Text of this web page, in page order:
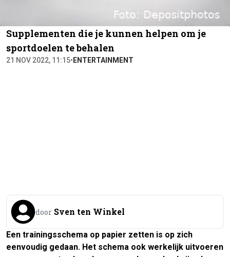
Supplementen die je kunnen helpen om je
sportdoelen te behalen
21 NOV 2022, 11:15• ENTERTAINMENT
door Sven ten Winkel
Een trainingsschema op papier zetten is op zich
eenvoudig gedaan. Het schema ook werkelijk uitvoeren